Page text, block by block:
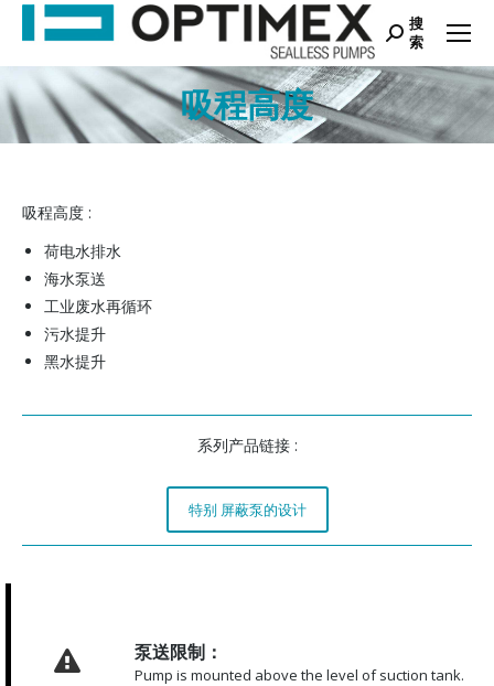
Search:
搜
索
吸程高度
您在这里：
吸程高度 :
荷电水排水
海水泵送
工业废水再循环
污水提升
黑水提升
系列产品链接 :
特别 屏蔽泵的设计
泵送限制：
Pump is mounted above the level of suction tank.